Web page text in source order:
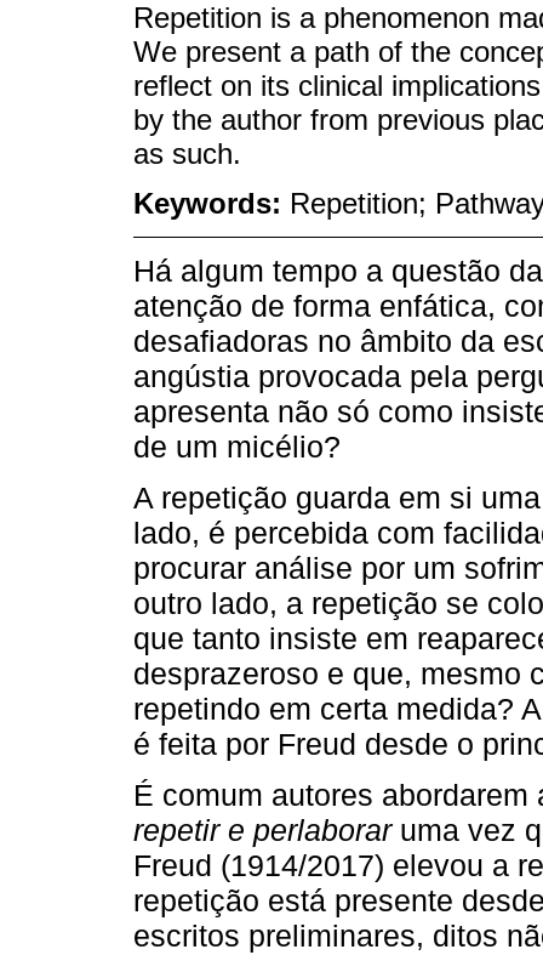
Repetition is a phenomenon
We present a path of the
reflect on its clinical
by the author from previous
as such.
Keywords: Repetition;
Há algum tempo a questão
atenção de forma enfática,
desafiadoras no âmbito da
angústia provocada pela
apresenta não só como
de um micélio?
A repetição guarda em si
lado, é percebida com
procurar análise por um
outro lado, a repetição se
que tanto insiste em
desprazeroso e que, mesmo
repetindo em certa medida?
é feita por Freud desde o
É comum autores
repetir e perlaboraruma vez
Freud (1914/2017) elevou a
repetição está presente
escritos preliminares, ditos